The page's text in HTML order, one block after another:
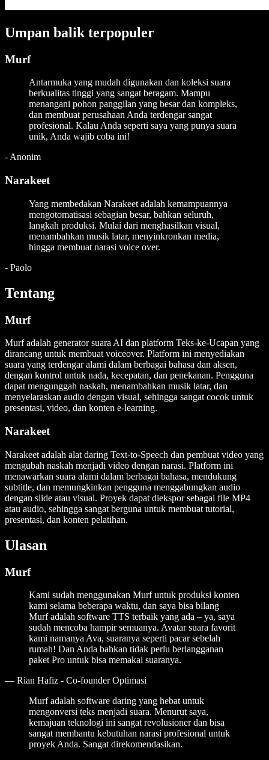
Umpan balik terpopuler
Murf
Antarmuka yang mudah digunakan dan koleksi suara
berkualitas tinggi yang sangat beragam. Mampu
menangani pohon panggilan yang besar dan kompleks,
dan membuat perusahaan Anda terdengar sangat
profesional. Kalau Anda seperti saya yang punya suara
unik, Anda wajib coba ini!
- Anonim
Narakeet
Yang membedakan Narakeet adalah kemampuannya
mengotomatisasi sebagian besar, bahkan seluruh,
langkah produksi. Mulai dari menghasilkan visual,
menambahkan musik latar, menyinkronkan media,
hingga membuat narasi voice over.
- Paolo
Tentang
Murf
Murf adalah generator suara AI dan platform Teks-ke-Ucapan yang
dirancang untuk membuat voiceover. Platform ini menyediakan
suara yang terdengar alami dalam berbagai bahasa dan aksen,
dengan kontrol untuk nada, kecepatan, dan penekanan. Pengguna
dapat mengunggah naskah, menambahkan musik latar, dan
menyelaraskan audio dengan visual, sehingga sangat cocok untuk
presentasi, video, dan konten e-learning.
Narakeet
Narakeet adalah alat daring Text-to-Speech dan pembuat video yang
mengubah naskah menjadi video dengan narasi. Platform ini
menawarkan suara alami dalam berbagai bahasa, mendukung
subtitle, dan memungkinkan pengguna menggabungkan audio
dengan slide atau visual. Proyek dapat diekspor sebagai file MP4
atau audio, sehingga sangat berguna untuk membuat tutorial,
presentasi, dan konten pelatihan.
Ulasan
Murf
Kami sudah menggunakan Murf untuk produksi konten
kami selama beberapa waktu, dan saya bisa bilang
Murf adalah software TTS terbaik yang ada – ya, saya
sudah mencoba hampir semuanya. Avatar suara favorit
kami namanya Ava, suaranya seperti pacar sebelah
rumah! Dan Anda bahkan tidak perlu berlangganan
paket Pro untuk bisa memakai suaranya.
— Rian Hafiz - Co-founder Optimasi
Murf adalah software daring yang hebat untuk
mengonversi teks menjadi suara. Menurut saya,
kemajuan teknologi ini sangat revolusioner dan bisa
sangat membantu kebutuhan narasi profesional untuk
proyek Anda. Sangat direkomendasikan.